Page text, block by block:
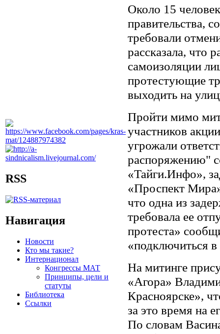
RSS
Навигация
Новости
Кто мы такие?
Интернационал
Конгрессы МАТ
Принципы, цели и
статуты
Библиотека
Ссылки
Около 15
правительства,
требовали
рассказала, что
самоизоляции
протестующие
выходить на
Пройти мимо
участников
угрожали
распоряжению"
«Тайги.Инфо»,
«Проспект
что одна из
требовала ее
протеста»
«подключиться
На митинге
«Агора»
Красноярске»,
за это время на
По словам